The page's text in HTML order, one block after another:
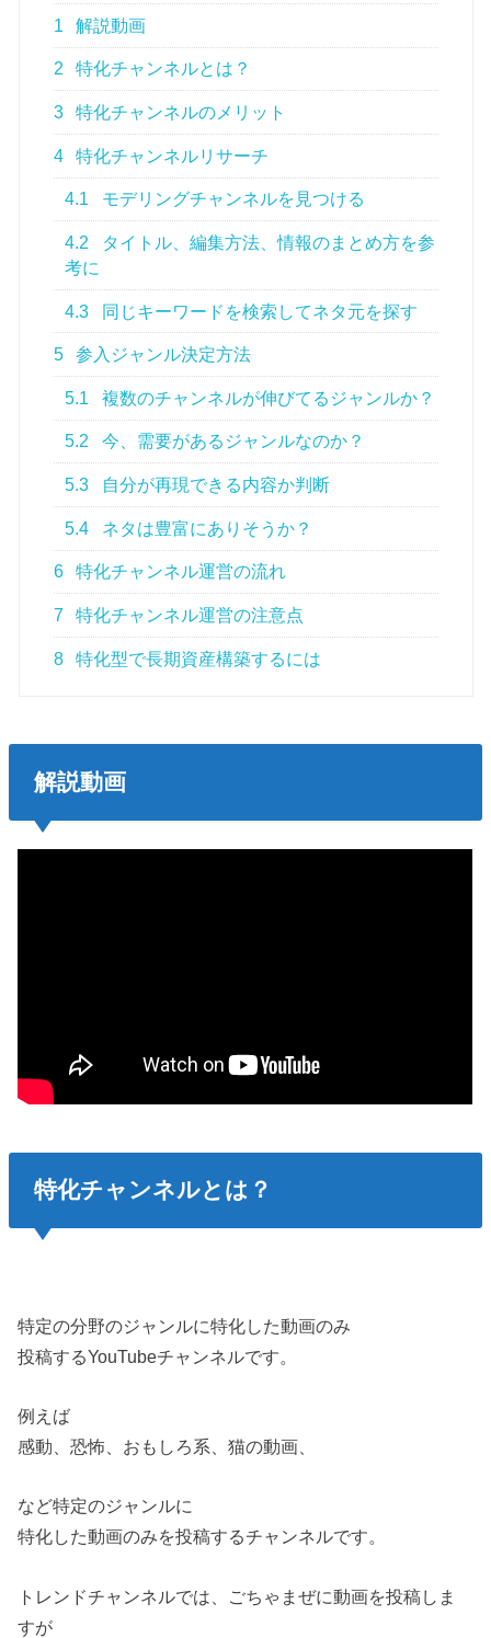
1 解説動画
2 特化チャンネルとは？
3 特化チャンネルのメリット
4 特化チャンネルリサーチ
4.1 モデリングチャンネルを見つける
4.2
タイトル、編集方法、情報のまとめ方を参
考に
4.3 同じキーワードを検索してネタ元を探す
5 参入ジャンル決定方法
5.1 複数のチャンネルが伸びてるジャンルか？
5.2 今、需要があるジャンルなのか？
5.3 自分が再現できる内容か判断
5.4 ネタは豊富にありそうか？
6 特化チャンネル運営の流れ
7 特化チャンネル運営の注意点
8 特化型で長期資産構築するには
解説動画
特化チャンネルとは？
特定の分野のジャンルに特化した動画のみ
投稿するYouTubeチャンネルです。
例えば
感動、恐怖、おもしろ系、猫の動画、
など特定のジャンルに
特化した動画のみを投稿するチャンネルです。
トレンドチャンネルでは、ごちゃまぜに動画を投稿しま
すが